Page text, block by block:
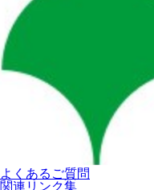
よくあるご質問
関連リンク集